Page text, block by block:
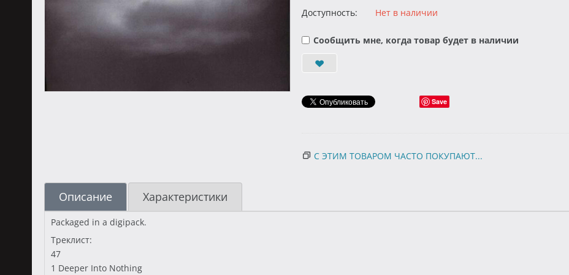
Доступность:
Нет в наличии
Сообщить мне, когда товар будет в наличии
Save
С ЭТИМ ТОВАРОМ ЧАСТО ПОКУПАЮТ...
Описание Характеристики
Packaged in a digipack.
Треклист:
47
1 Deeper Into Nothing